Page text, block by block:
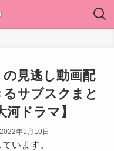
の見逃し動画配
サブスクまと
ドラマ】
2022年1月10日
います。